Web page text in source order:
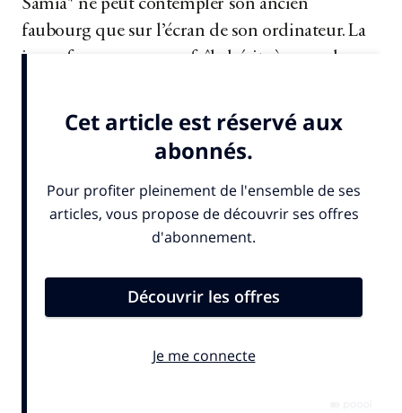
Samia* ne peut contempler son ancien
faubourg que sur l’écran de son ordinateur. La
jeune femme au corps frêle hésite à en parler.